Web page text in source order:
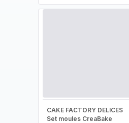
CAKE FACTORY DELICES
Set moules CreaBake